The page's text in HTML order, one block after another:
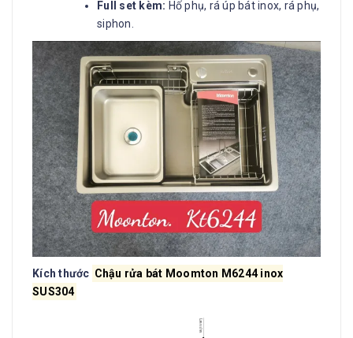
Full set kèm: Hố phụ, rá úp bát inox, rá phụ,
siphon.
Kích thước Chậu rửa bát Moomton M6244 inox
SUS304